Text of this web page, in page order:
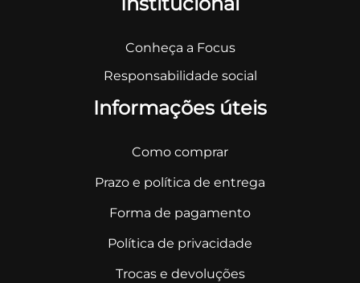
Conheça a Focus
Responsabilidade social
Informações úteis
Como comprar
Prazo e política de entrega
Forma de pagamento
Política de privacidade
Trocas e devoluções